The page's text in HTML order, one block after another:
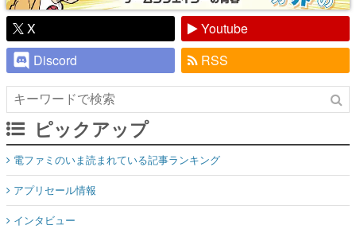
X
Youtube
Discord
RSS
ピックアップ
電ファミのいま読まれている記事ランキング
アプリセール情報
インタビュー